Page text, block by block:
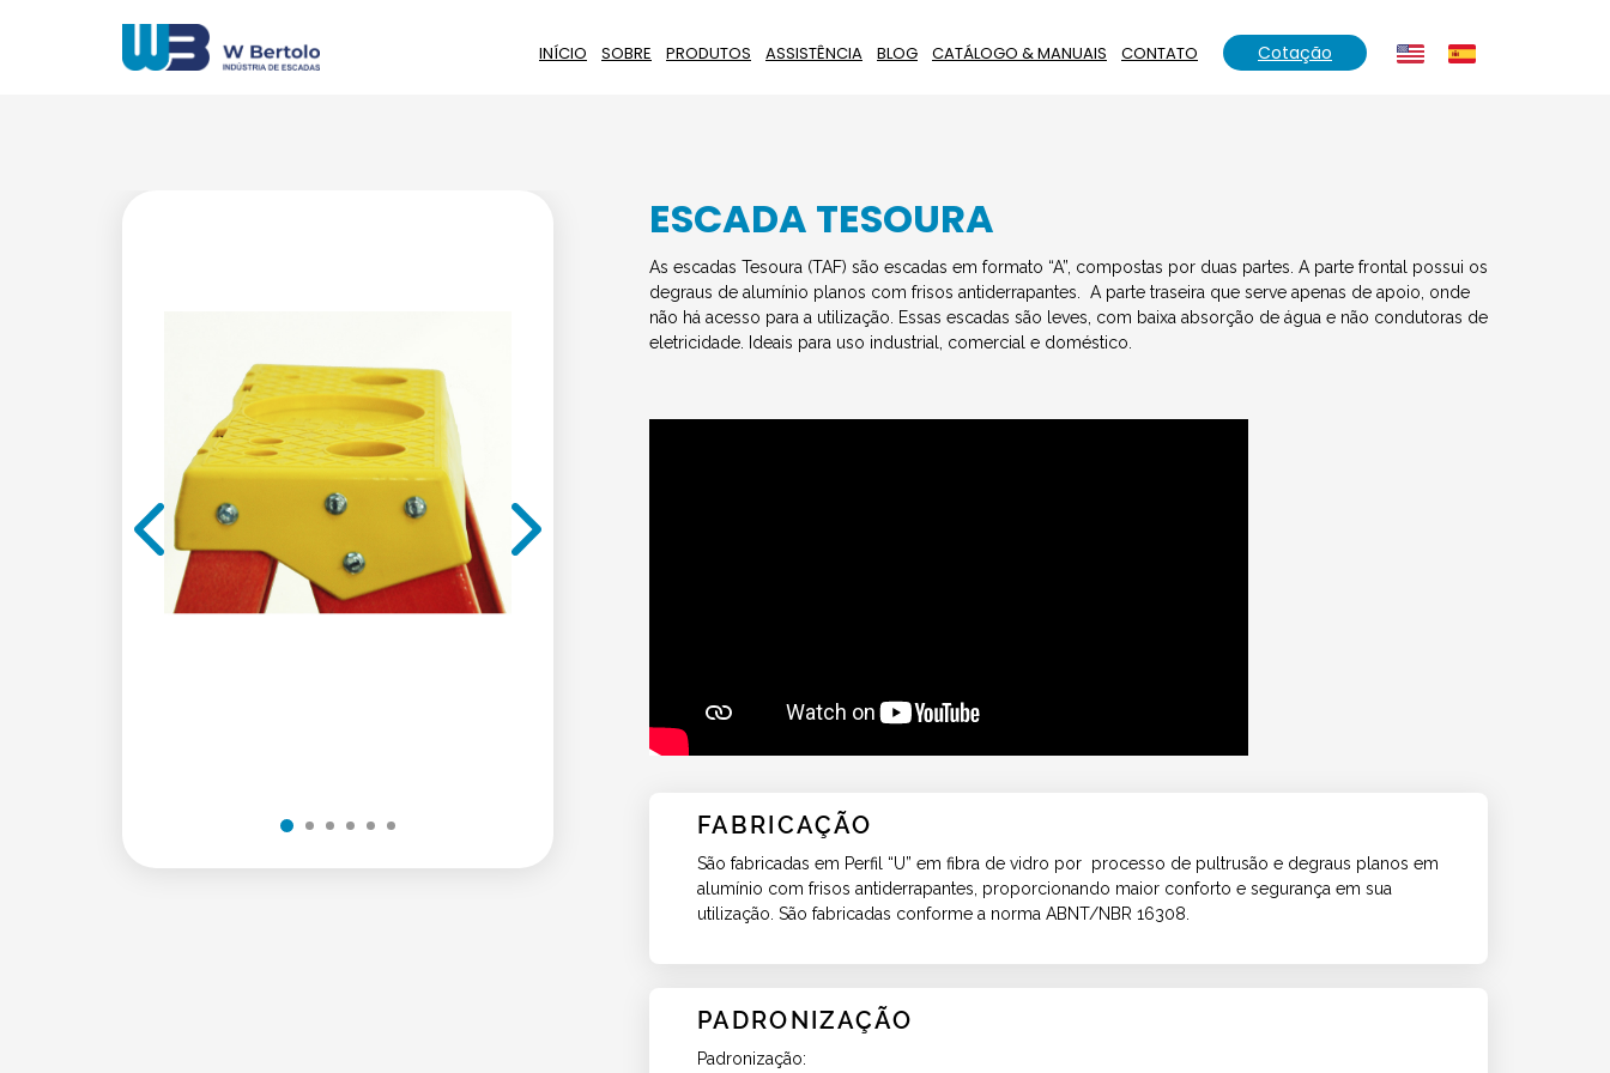
INÍCIO SOBRE PRODUTOS ASSISTÊNCIA BLOG CATÁLOGO & MANUAIS CONTATO Cotação
ESCADA TESOURA
As escadas Tesoura (TAF) são escadas em formato “A”, compostas por duas partes. A parte frontal possui os
degraus de alumínio planos com frisos antiderrapantes. A parte traseira que serve apenas de apoio, onde
não há acesso para a utilização. Essas escadas são leves, com baixa absorção de água e não condutoras de
eletricidade. Ideais para uso industrial, comercial e doméstico.
FABRICAÇÃO
São fabricadas em Perfil “U” em fibra de vidro por processo de pultrusão e degraus planos em
alumínio com frisos antiderrapantes, proporcionando maior conforto e segurança em sua
utilização. São fabricadas conforme a norma ABNT/NBR 16308.
PADRONIZAÇÃO
Padronização: